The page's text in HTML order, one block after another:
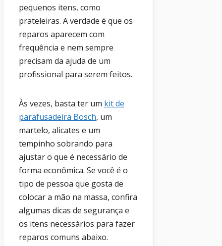
pequenos itens, como
prateleiras. A verdade é que os
reparos aparecem com
frequência e nem sempre
precisam da ajuda de um
profissional para serem feitos.
Às vezes, basta ter um kit de
parafusadeira Bosch, um
martelo, alicates e um
tempinho sobrando para
ajustar o que é necessário de
forma econômica. Se você é o
tipo de pessoa que gosta de
colocar a mão na massa, confira
algumas dicas de segurança e
os itens necessários para fazer
reparos comuns abaixo.